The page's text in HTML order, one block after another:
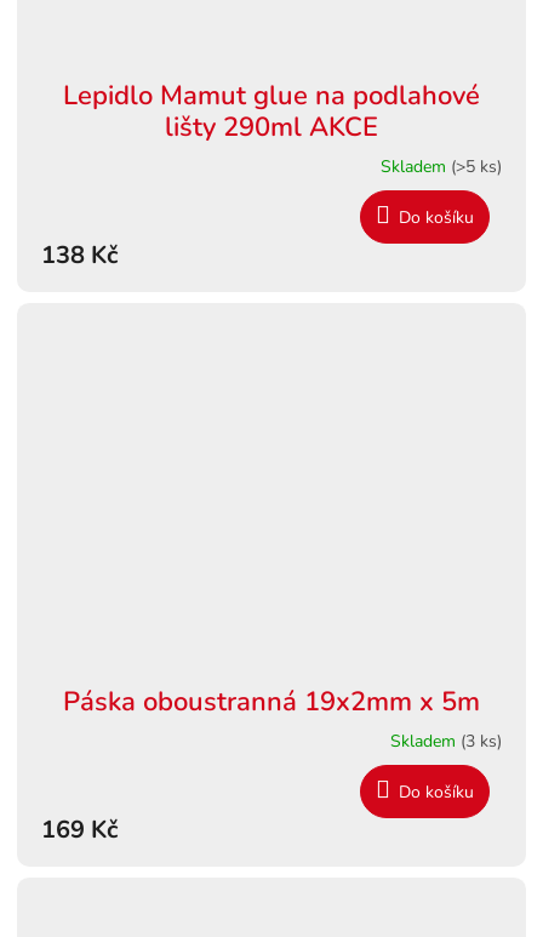
Lepidlo Mamut glue na podlahové
lišty 290ml AKCE
Skladem (>5 ks)
138 Kč
Do košíku
Páska oboustranná 19x2mm x 5m
Skladem (3 ks)
169 Kč
Do košíku